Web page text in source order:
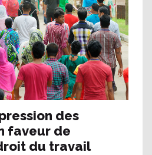
des
faveur de
du travail